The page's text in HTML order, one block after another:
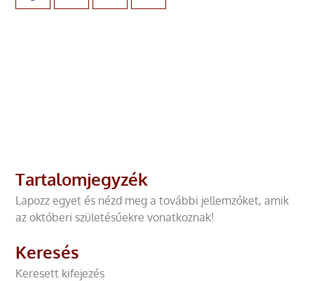
Tartalomjegyzék
Lapozz egyet és nézd meg a további jellemzőket, amik
az októberi születésűekre vonatkoznak!
Keresés
Keresett kifejezés